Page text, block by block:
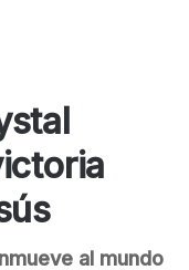
al mundo